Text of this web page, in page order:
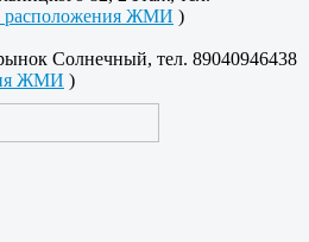
расположения ЖМИ )
Солнечный, тел. 89040946438
ЖМИ )